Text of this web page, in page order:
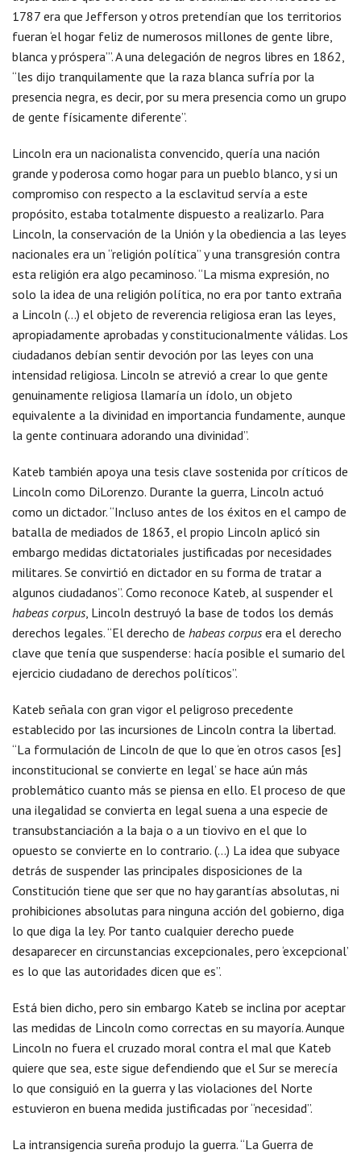
1787 era que Jefferson y otros pretendían que los territorios
fueran ‘el hogar feliz de numerosos millones de gente libre,
blanca y próspera’”. A una delegación de negros libres en 1862,
“les dijo tranquilamente que la raza blanca sufría por la
presencia negra, es decir, por su mera presencia como un grupo
de gente físicamente diferente”.
Lincoln era un nacionalista convencido, quería una nación
grande y poderosa como hogar para un pueblo blanco, y si un
compromiso con respecto a la esclavitud servía a este
propósito, estaba totalmente dispuesto a realizarlo. Para
Lincoln, la conservación de la Unión y la obediencia a las leyes
nacionales era un “religión política” y una transgresión contra
esta religión era algo pecaminoso. “La misma expresión, no
solo la idea de una religión política, no era por tanto extraña
a Lincoln (…) el objeto de reverencia religiosa eran las leyes,
apropiadamente aprobadas y constitucionalmente válidas. Los
ciudadanos debían sentir devoción por las leyes con una
intensidad religiosa. Lincoln se atrevió a crear lo que gente
genuinamente religiosa llamaría un ídolo, un objeto
equivalente a la divinidad en importancia fundamente, aunque
la gente continuara adorando una divinidad”.
Kateb también apoya una tesis clave sostenida por críticos de
Lincoln como DiLorenzo. Durante la guerra, Lincoln actuó
como un dictador. “Incluso antes de los éxitos en el campo de
batalla de mediados de 1863, el propio Lincoln aplicó sin
embargo medidas dictatoriales justificadas por necesidades
militares. Se convirtió en dictador en su forma de tratar a
algunos ciudadanos”. Como reconoce Kateb, al suspender el
habeas corpus, Lincoln destruyó la base de todos los demás
derechos legales. “El derecho de habeas corpus era el derecho
clave que tenía que suspenderse: hacía posible el sumario del
ejercicio ciudadano de derechos políticos”.
Kateb señala con gran vigor el peligroso precedente
establecido por las incursiones de Lincoln contra la libertad.
“La formulación de Lincoln de que lo que ‘en otros casos [es]
inconstitucional se convierte en legal’ se hace aún más
problemático cuanto más se piensa en ello. El proceso de que
una ilegalidad se convierta en legal suena a una especie de
transubstanciación a la baja o a un tiovivo en el que lo
opuesto se convierte en lo contrario. (…) La idea que subyace
detrás de suspender las principales disposiciones de la
Constitución tiene que ser que no hay garantías absolutas, ni
prohibiciones absolutas para ninguna acción del gobierno, diga
lo que diga la ley. Por tanto cualquier derecho puede
desaparecer en circunstancias excepcionales, pero ‘excepcional’
es lo que las autoridades dicen que es”.
Está bien dicho, pero sin embargo Kateb se inclina por aceptar
las medidas de Lincoln como correctas en su mayoría. Aunque
Lincoln no fuera el cruzado moral contra el mal que Kateb
quiere que sea, este sigue defendiendo que el Sur se merecía
lo que consiguió en la guerra y las violaciones del Norte
estuvieron en buena medida justificadas por “necesidad”.
La intransigencia sureña produjo la guerra. “La Guerra de